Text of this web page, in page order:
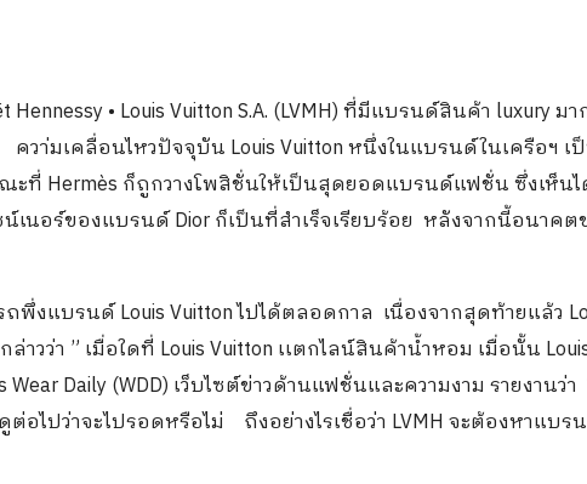
• Louis Vuitton S.A. (LVMH) ที่มีแบรนด์สินค้า luxury มา
วา่มเคลื่อนไหวปัจจุบัน Louis Vuitton หนึ่งในแบรนด์ในเครือฯ เ
Hermès ก็ถูกวางโพสิชั่นให้เป็นสุดยอดแบรนด์แฟชั่น ซึ่งเห็นไ
นอร์ของแบรนด์ Dior ก็เป็นที่สำเร็จเรียบร้อย หลังจากนี้อนาคต
พึ่งแบรนด์ Louis Vuitton ไปได้ตลอดกาล เนื่องจากสุดท้ายแล้ว
วว่า ” เมื่อใดที่ Louis Vuitton เเตกไลน์สินค้าน้ำหอม เมื่อนั้น
Daily (WDD) เว็บไซต์ข่าวด้านแฟชั่นและความงาม รายงานว่า
ปว่าจะไปรอดหรือไม่ ถึงอย่างไรเชื่อว่า LVMH จะต้องหาแบร